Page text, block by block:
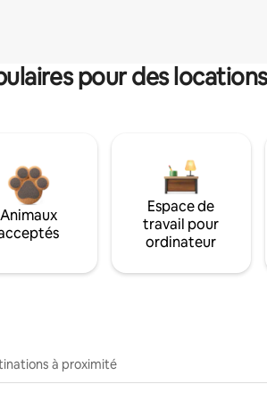
pour des
Animaux
Espace de
travail pour
ordinateur
à proximité